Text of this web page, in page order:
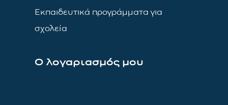
Εκπαιδευτικά προγράμματα για
σχολεία
Ο λογαριασμός μου